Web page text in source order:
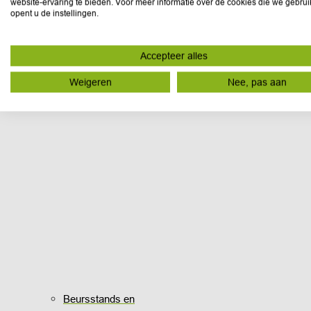
Beursstands en
website-ervaring te bieden. Voor meer informatie over de cookies die we
opent u de instellingen.
Accepteer alles
Weigeren Nee, pas aan